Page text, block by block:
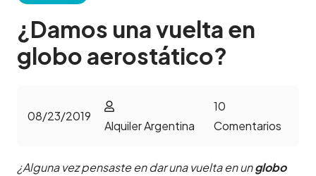
¿Damos una vuelta en
globo aerostático?
08/23/2019
Alquiler Argentina
10
Comentarios
¿Alguna vez pensaste en dar una vuelta en unglobo